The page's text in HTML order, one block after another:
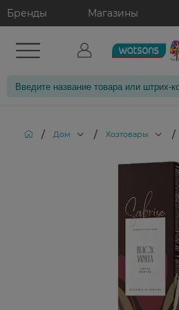
Бренды Магазины
/ Дом / Хозтовары /